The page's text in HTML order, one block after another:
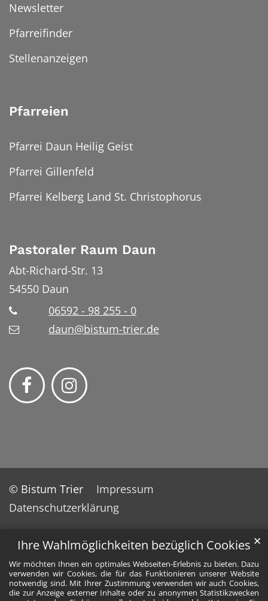
Ihre Wahlmöglichkeiten bezüglich Cookies
Wir möchten Ihnen ein optimales Webseiten-Erlebnis zu bieten. Dazu
verwenden wir Cookies, die für das Funktionieren unserer Website
notwendig sind. Mit Ihrer Zustimmung verwenden wir auch Cookies,
die zur Anzeige externer Inhalte oder zu anonymen Statistikzwecken
✕
Newsletter
Pfarreifinder
Stellenanzeigen
Pfarreien
Pfarrei Daun Heilig Geist
Pfarrei Gillenfeld
Pfarrei Kelberg Land St. Christophorus
Pastoraler Raum Daun
Abt-Richard-Str. 13
54550 Daun
06592 - 98 255 - 0
daun@bistum-trier.de
© Bistum Trier
Impressum
Datenschutzerklärung